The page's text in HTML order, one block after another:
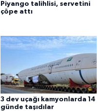
Piyango talihlisi, servetini
çöpe attı
3 dev uçağı kamyonlarda 14
günde taşıdılar